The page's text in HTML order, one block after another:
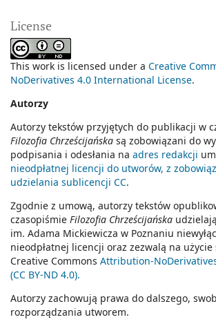
License
This work is licensed under a Creative
NoDerivatives 4.0 International License.
Autorzy
Autorzy tekstów przyjętych do publikacji w
Filozofia Chrześcijańska są zobowiązani do
podpisania i odesłania na adres redakcji
nieodpłatnej licencji do utworów, z
udzielania sublicencji CC.
Zgodnie z umową, autorzy tekstów
czasopiśmie Filozofia Chrześcijańska
im. Adama Mickiewicza w Poznaniu
nieodpłatnej licencji oraz zezwalą na
Creative Commons Attribution-
(CC BY-ND 4.0).
Autorzy zachowują prawa do dalszego,
rozporządzania utworem.